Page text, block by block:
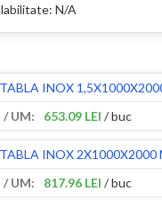
N/A
TABLA INOX
653.09 LEI / buc
TABLA INOX 2X1000X2000
817.96 LEI / buc